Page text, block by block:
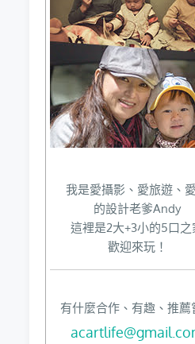
我是愛攝影、愛旅遊、
的設計老爹Andy
這裡是2大+3小的5口之
歡迎來玩！
有什麼合作、有趣、推薦